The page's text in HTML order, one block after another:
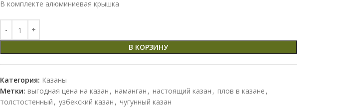
В комплекте алюминиевая крышка
В КОРЗИНУ
Категория: Казаны
Метки: выгодная цена на казан , наманган , настоящий казан , плов в казане ,
толстостенный , узбекский казан , чугунный казан